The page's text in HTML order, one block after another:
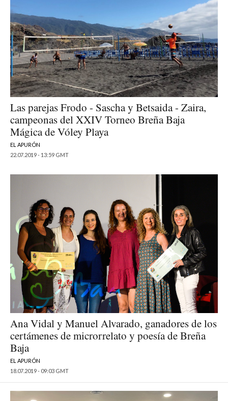
Las parejas Frodo - Sascha y Betsaida - Zaira,
campeonas del XXIV Torneo Breña Baja
Mágica de Vóley Playa
EL APURÓN
22.07.2019 - 13:59 GMT
Ana Vidal y Manuel Alvarado, ganadores de los
certámenes de microrrelato y poesía de Breña
Baja
EL APURÓN
18.07.2019 - 09:03 GMT